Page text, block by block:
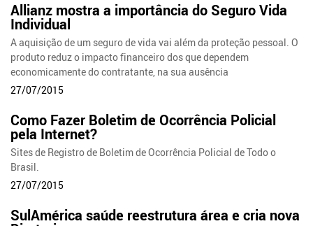
Allianz mostra a importância do Seguro Vida
Individual
A aquisição de um seguro de vida vai além da proteção pessoal. O
produto reduz o impacto financeiro dos que dependem
economicamente do contratante, na sua ausência
27/07/2015
Como Fazer Boletim de Ocorrência Policial
pela Internet?
Sites de Registro de Boletim de Ocorrência Policial de Todo o
Brasil.
27/07/2015
SulAmérica saúde reestrutura área e cria nova